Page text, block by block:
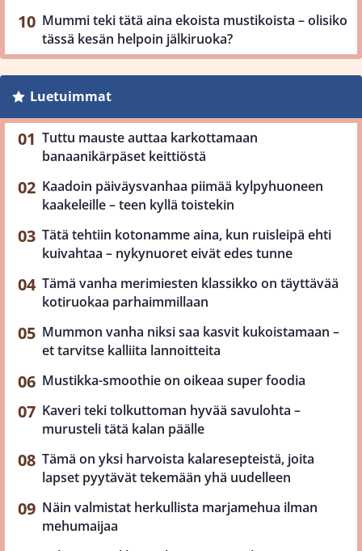
Mummi teki tätä aina ekoista mustikoista – olisiko
tässä kesän helpoin jälkiruoka?
Luetuimmat
Tuttu mauste auttaa karkottamaan
banaanikärpäset keittiöstä
Kaadoin päiväysvanhaa piimää kylpyhuoneen
kaakeleille – teen kyllä toistekin
Tätä tehtiin kotonamme aina, kun ruisleipä ehti
kuivahtaa – nykynuoret eivät edes tunne
Tämä vanha merimiesten klassikko on täyttävää
kotiruokaa parhaimmillaan
Mummon vanha niksi saa kasvit kukoistamaan –
et tarvitse kalliita lannoitteita
Mustikka-smoothie on oikeaa super foodia
Kaveri teki tolkuttoman hyvää savulohta –
murusteli tätä kalan päälle
Tämä on yksi harvoista kalaresepteistä, joita
lapset pyytävät tekemään yhä uudelleen
Näin valmistat herkullista marjamehua ilman
mehumaijaa